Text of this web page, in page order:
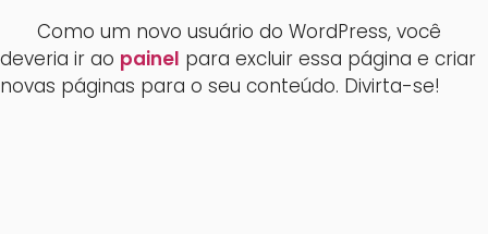
Como um novo usuário do WordPress, você
deveria ir ao painel para excluir essa página e criar
novas páginas para o seu conteúdo. Divirta-se!